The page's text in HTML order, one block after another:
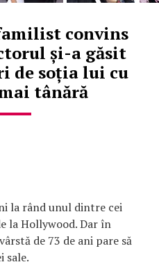
convins
și-a găsit
de soția lui cu
tânără
la rând unul dintre cei
la Hollywood. Dar în
de 73 de ani pare să
sale.